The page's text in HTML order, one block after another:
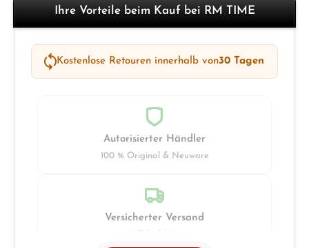
Ihre Vorteile beim Kauf bei RM TIME
Kostenlose Retouren innerhalb von30 Tagen
Autorisierter Händler
100 % Original & Neuware
Versicherter Versand